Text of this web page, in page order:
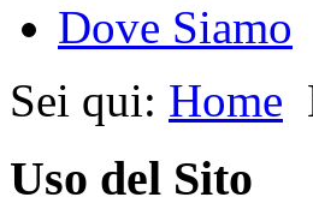
Dove Siamo
Sei qui: Home
Uso del Sito